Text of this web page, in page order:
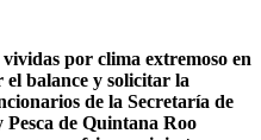
por clima extremoso en
el balance y solicitar la
de la Secretaría de
de Quintana Roo